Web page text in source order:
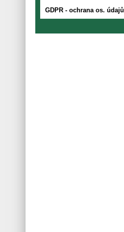
GDPR - ochrana os. údajů